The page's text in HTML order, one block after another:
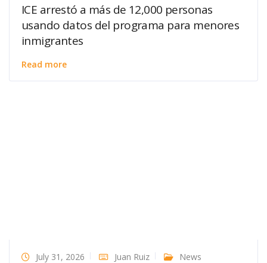
ICE arrestó a más de 12,000 personas
usando datos del programa para menores
inmigrantes
Read more
July 31, 2026 Juan Ruiz News